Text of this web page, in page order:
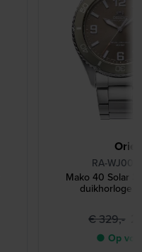
RA-
Mako 40 Solar
duikhorloge
€ 329,-
● Op